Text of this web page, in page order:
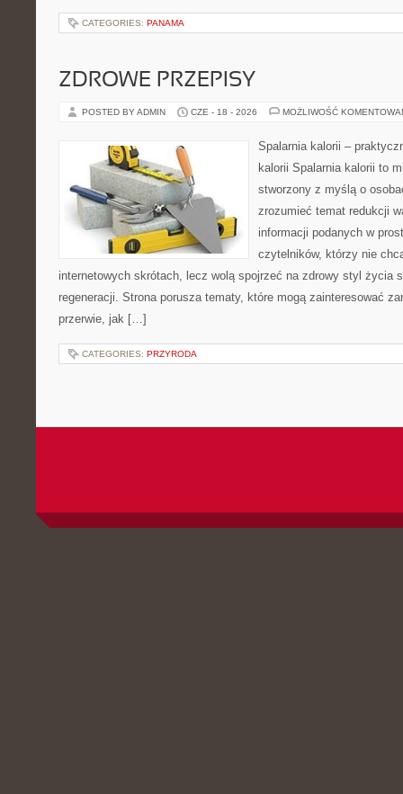
CATEGORIES: PANAMA
ZDROWE PRZEPISY
POSTED BY ADMIN CZE - 18 - 2026 MOŻLIWOŚĆ
Spalarnia kalorii –
kalorii Spalarnia kalorii to
stworzony z myślą o
zrozumieć temat redukcji
informacji podanych w
czytelników, którzy nie
internetowych skrótach, lecz wolą spojrzeć na zdrowy styl życia
regeneracji. Strona porusza tematy, które mogą zainteresować
przerwie, jak […]
CATEGORIES: PRZYRODA